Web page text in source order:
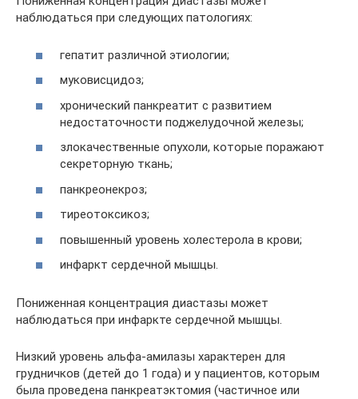
наблюдаться при следующих патологиях:
гепатит различной этиологии;
муковисцидоз;
хронический панкреатит с развитием
недостаточности поджелудочной железы;
злокачественные опухоли, которые поражают
секреторную ткань;
панкреонекроз;
тиреотоксикоз;
повышенный уровень холестерола в крови;
инфаркт сердечной мышцы.
Пониженная концентрация диастазы может
наблюдаться при инфаркте сердечной мышцы.
Низкий уровень альфа-амилазы характерен для
грудничков (детей до 1 года) и у пациентов, которым
была проведена панкреатэктомия (частичное или